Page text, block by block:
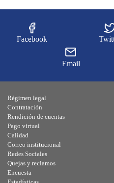
Facebook
Email
Régimen legal
Contratación
Rendición de cuentas
Pago virtual
Calidad
Correo institucional
Redes Sociales
Quejas y reclamos
Encuesta